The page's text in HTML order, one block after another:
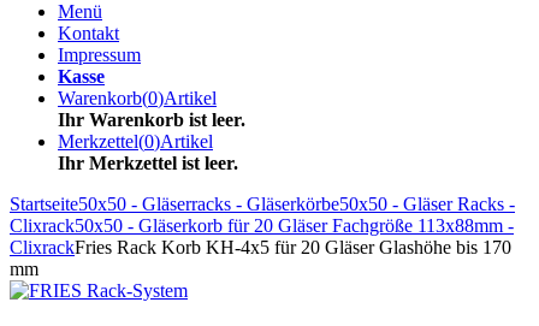
Menü
Kontakt
Impressum
Kasse
Warenkorb(0)Artikel
Ihr Warenkorb ist leer.
Merkzettel(0)Artikel
Ihr Merkzettel ist leer.
Startseite50x50 - Gläserracks - Gläserkörbe50x50 - Gläser Racks -
Clixrack50x50 - Gläserkorb für 20 Gläser Fachgröße 113x88mm -
ClixrackFries Rack Korb KH-4x5 für 20 Gläser Glashöhe bis 170
mm